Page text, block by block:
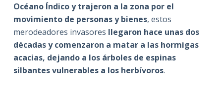
Océano Índico y trajeron a la zona por el
movimiento de personas y bienes, estos
merodeadores invasores llegaron hace unas dos
décadas y comenzaron a matar a las hormigas
acacias, dejando a los árboles de espinas
silbantes vulnerables a los herbívoros.